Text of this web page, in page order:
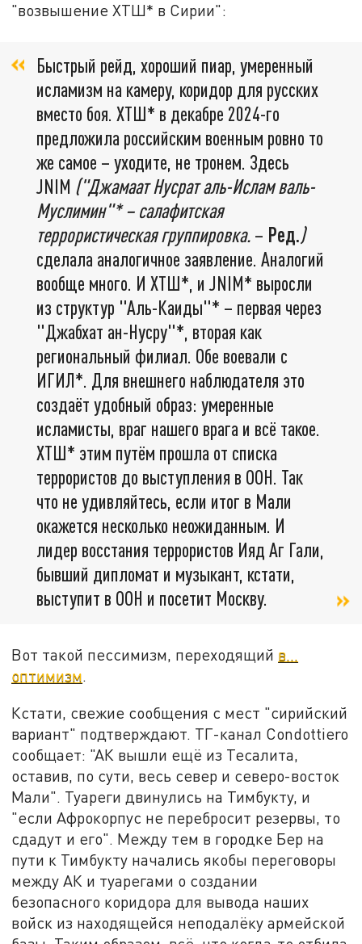
"возвышение ХТШ* в Сирии":
Быстрый рейд, хороший пиар, умеренный
исламизм на камеру, коридор для русских
вместо боя. ХТШ* в декабре 2024-го
предложила российским военным ровно то
же самое – уходите, не тронем. Здесь
JNIM ("Джамаат Нусрат аль-Ислам валь-
Муслимин"* – салафитская
террористическая группировка. – Ред.)
сделала аналогичное заявление. Аналогий
вообще много. И ХТШ*, и JNIM* выросли
из структур "Аль-Каиды"* – первая через
"Джабхат ан-Нусру"*, вторая как
региональный филиал. Обе воевали с
ИГИЛ*. Для внешнего наблюдателя это
создаёт удобный образ: умеренные
исламисты, враг нашего врага и всё такое.
ХТШ* этим путём прошла от списка
террористов до выступления в ООН. Так
что не удивляйтесь, если итог в Мали
окажется несколько неожиданным. И
лидер восстания террористов Ияд Аг Гали,
бывший дипломат и музыкант, кстати,
выступит в ООН и посетит Москву.
Вот такой пессимизм, переходящий в…
оптимизм.
Кстати, свежие сообщения с мест "сирийский
вариант" подтверждают. ТГ-канал Condottiero
сообщает: "АК вышли ещё из Тесалита,
оставив, по сути, весь север и северо-восток
Мали". Туареги двинулись на Тимбукту, и
"если Афрокорпус не перебросит резервы, то
сдадут и его". Между тем в городке Бер на
пути к Тимбукту начались якобы переговоры
между АК и туарегами о создании
безопасного коридора для вывода наших
войск из находящейся неподалёку армейской